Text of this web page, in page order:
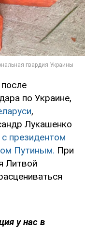
по Украине,
,
Лукашенко
президентом
Путиным. При
Литвой
у нас в